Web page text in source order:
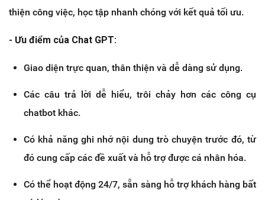
thiện công việc, học tập nhanh chóng với kết quả tối ưu.
- Ưu điểm của Chat GPT:
Giao diện trực quan, thân thiện và dễ dàng sử dụng.
Các câu trả lời dễ hiểu, trôi chảy hơn các công cụ
chatbot khác.
Có khả năng ghi nhớ nội dung trò chuyện trước đó, từ
đó cung cấp các đề xuất và hỗ trợ được cá nhân hóa.
Có thể hoạt động 24/7, sẵn sàng hỗ trợ khách hàng bất